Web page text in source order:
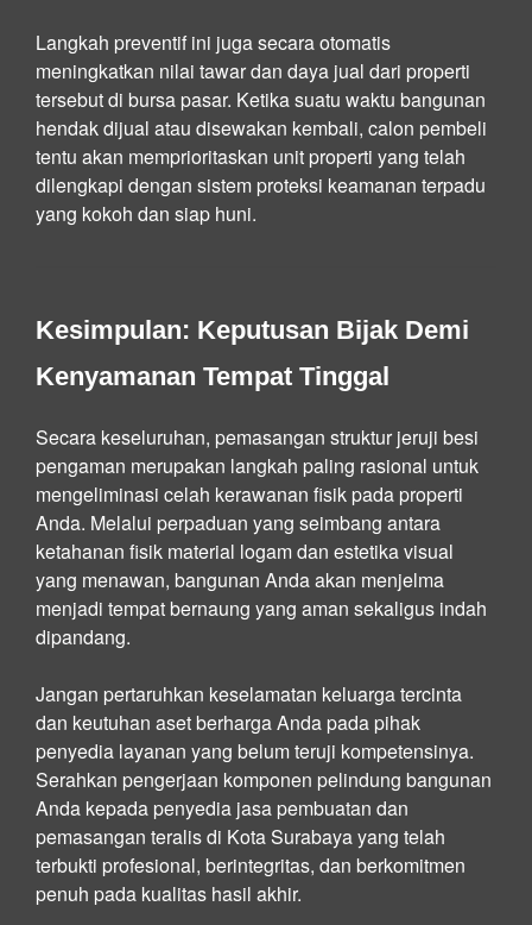
Langkah preventif ini juga secara otomatis
meningkatkan nilai tawar dan daya jual dari properti
tersebut di bursa pasar. Ketika suatu waktu bangunan
hendak dijual atau disewakan kembali, calon pembeli
tentu akan memprioritaskan unit properti yang telah
dilengkapi dengan sistem proteksi keamanan terpadu
yang kokoh dan siap huni.
Kesimpulan: Keputusan Bijak Demi
Kenyamanan Tempat Tinggal
Secara keseluruhan, pemasangan struktur jeruji besi
pengaman merupakan langkah paling rasional untuk
mengeliminasi celah kerawanan fisik pada properti
Anda. Melalui perpaduan yang seimbang antara
ketahanan fisik material logam dan estetika visual
yang menawan, bangunan Anda akan menjelma
menjadi tempat bernaung yang aman sekaligus indah
dipandang.
Jangan pertaruhkan keselamatan keluarga tercinta
dan keutuhan aset berharga Anda pada pihak
penyedia layanan yang belum teruji kompetensinya.
Serahkan pengerjaan komponen pelindung bangunan
Anda kepada penyedia jasa pembuatan dan
pemasangan teralis di Kota Surabaya yang telah
terbukti profesional, berintegritas, dan berkomitmen
penuh pada kualitas hasil akhir.